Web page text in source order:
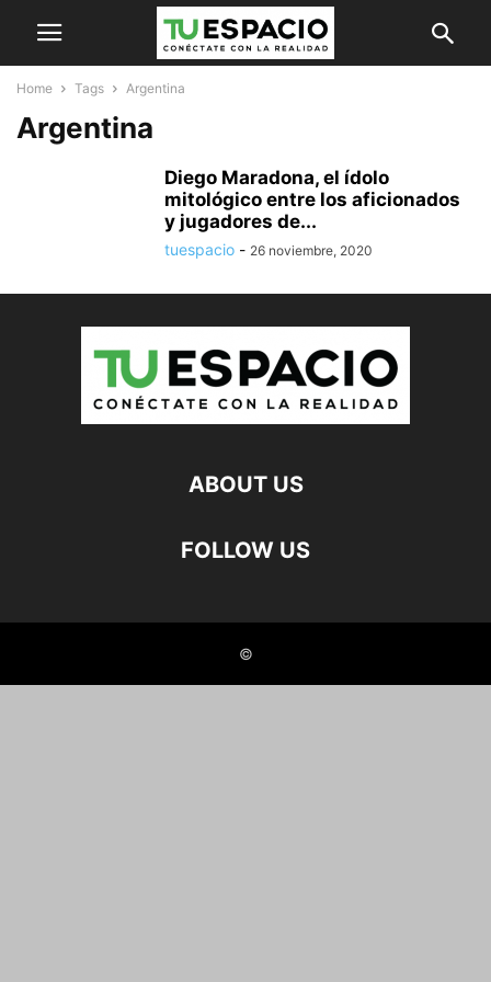
Home Tags Argentina
Argentina
Diego Maradona, el ídolo
mitológico entre los aficionados
y jugadores de...
tuespacio - 26 noviembre, 2020
ABOUT US
FOLLOW US
©